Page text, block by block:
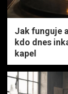
Jak funguje
kdo dnes
kapel